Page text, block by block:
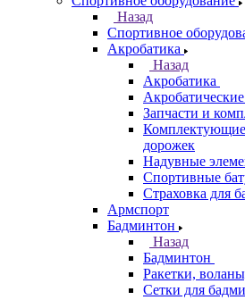
Назад
Спортивное
Акробатика
Назад
Акробатика
Запчасти и
Комплектующие
дорожек
Надувные
Спортивные
Страховка для
Армспорт
Бадминтон
Назад
Бадминтон
Ракетки,
Сетки для